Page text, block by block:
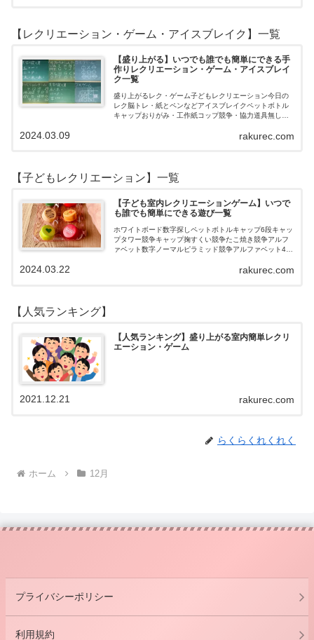
【レクリエーション・ゲーム・アイスブレイク】一覧
【盛り上がる】いつでも誰でも簡単にできる手
作りレクリエーション・ゲーム・アイスブレイ
ク一覧
盛り上がるレク・ゲーム子どもレクリエーション今日の
レク脳トレ・紙とペンなどアイスブレイクペットボトル
キャップおりがみ・工作紙コップ競争・協力道具無し・
ロおはじき体操スライム脳トレ無料素材Yo…rakurec.com
2024.03.09
【子どもレクリエーション】一覧
【子ども室内レクリエーションゲーム】いつで
も誰でも簡単にできる遊び一覧
ホワイトボード数字探しペットボトルキャップ6段キャッ
プタワー競争キャップ掬すくい競争たこ焼き競争アルフ
ァベット数字ノーマルピラミッド競争アルファベット4段
rakurec.com
2024.03.22
【人気ランキング】
【人気ランキング】盛り上がる室内簡単レクリ
エーション・ゲーム
rakurec.com
2021.12.21
らくらくれくれく
ホーム 12月
プライバシーポリシー
利用規約